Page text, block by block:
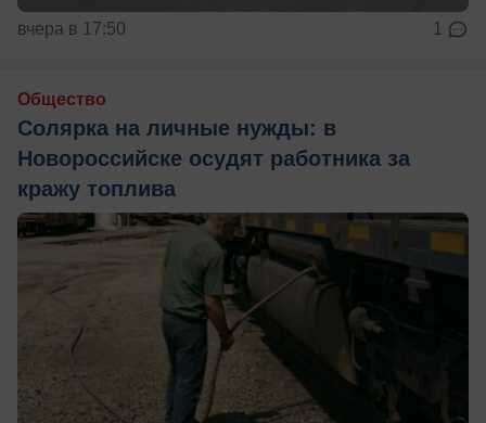
вчера в 17:50 1
Общество
Солярка на личные нужды: в
Новороссийске осудят работника за
кражу топлива